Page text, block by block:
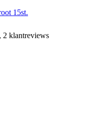
15st.
2 klantreviews